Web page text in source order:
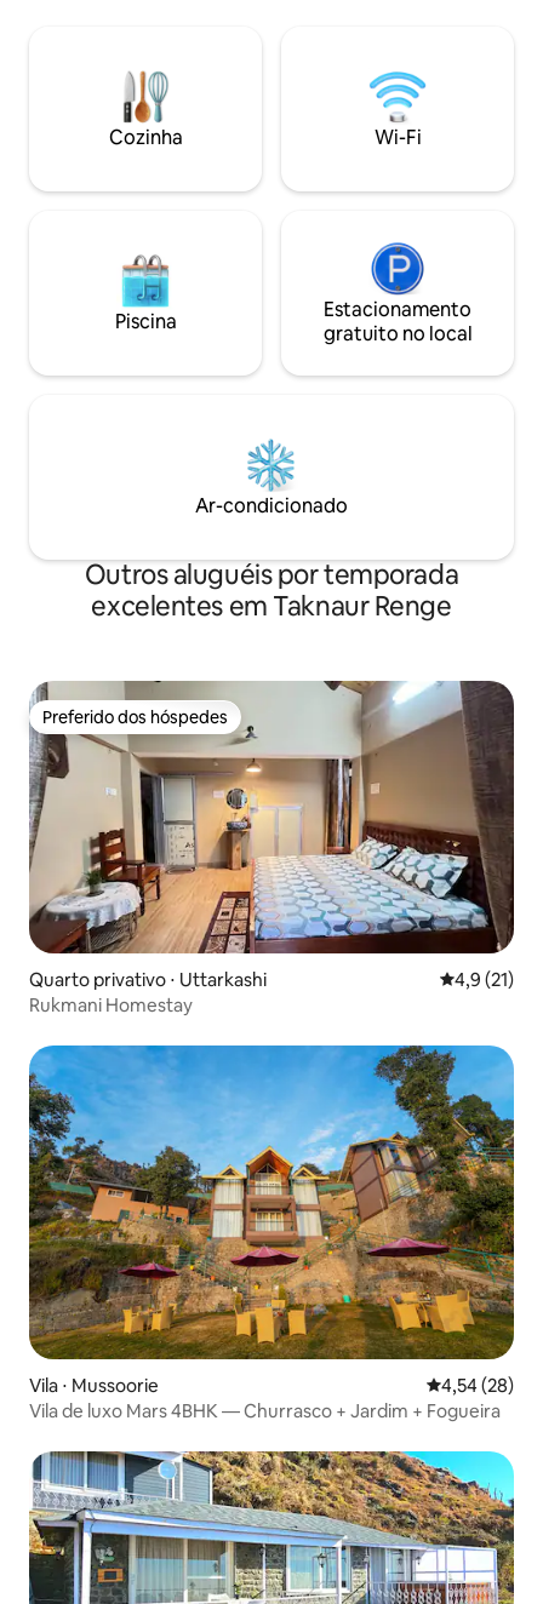
hóspedes precisam subir uma colina a
400 m do centro da aldeia. Instagram:
bhalaho_raithal Avaliações anteriores:
https://airbnb.com/h/sabkabhalaho
subir uma colina
aldeia. Reserve
para obter
Cozinha Wi-Fi
Piscina
Estacionamento
gratuito no local
Ar-condicionado
Outros aluguéis por temporada
excelentes em Taknaur Renge
Preferido dos hóspedes
Preferido dos hóspedes
Quarto privativo ⋅ Uttarkashi 4,9 de uma
4,9 (21)
Rukmani Homestay
Vila ⋅ Mussoorie 4,54 de uma
4,54 (28)
Vila de luxo Mars 4BHK — Churrasco + Jardim + Fogueira